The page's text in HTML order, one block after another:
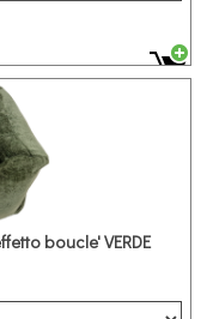
boucle' VERDE
struttura VERDE e